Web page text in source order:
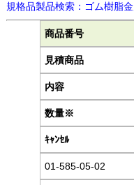
規格品製品検索：ゴム樹脂
商品番号
見積商品
内容
数量※
ｷｬﾝｾﾙ
01-585-05-02